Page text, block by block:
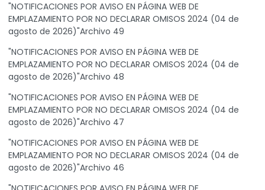
"NOTIFICACIONES POR AVISO EN PÁGINA WEB DE
EMPLAZAMIENTO POR NO DECLARAR OMISOS 2024 (04 de
agosto de 2026)"Archivo 49
"NOTIFICACIONES POR AVISO EN PÁGINA WEB DE
EMPLAZAMIENTO POR NO DECLARAR OMISOS 2024 (04 de
agosto de 2026)"Archivo 48
"NOTIFICACIONES POR AVISO EN PÁGINA WEB DE
EMPLAZAMIENTO POR NO DECLARAR OMISOS 2024 (04 de
agosto de 2026)"Archivo 47
"NOTIFICACIONES POR AVISO EN PÁGINA WEB DE
EMPLAZAMIENTO POR NO DECLARAR OMISOS 2024 (04 de
agosto de 2026)"Archivo 46